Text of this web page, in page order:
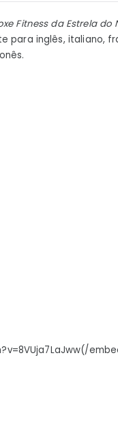
the
Fitness da Estrela do
para inglês, italiano,